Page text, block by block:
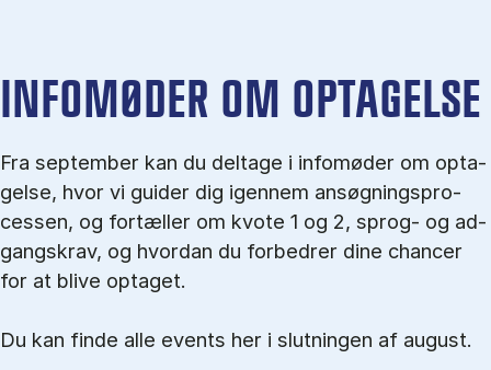
IN­FO­MØ­DER OM OP­TA­GEL­SE
Fra september kan du del­tage i in­fo­mø­der om op­ta­
gel­se, hvor vi gu­i­der dig igen­nem an­søg­nings­pro­
ces­sen, og for­tæl­ler om kvo­te 1 og 2, sprog- og ad­
gangs­krav, og hvordan du forbedrer dine chancer
for at blive optaget.
Du kan finde alle events her i slutningen af august.